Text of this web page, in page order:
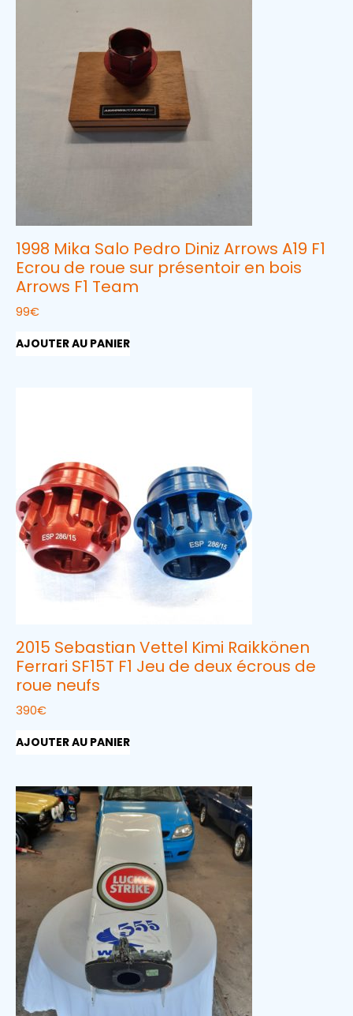
1998 Mika Salo Pedro Diniz Arrows A19 F1
Ecrou de roue sur présentoir en bois
Arrows F1 Team
99€
AJOUTER AU PANIER
2015 Sebastian Vettel Kimi Raikkönen
Ferrari SF15T F1 Jeu de deux écrous de
roue neufs
390€
AJOUTER AU PANIER